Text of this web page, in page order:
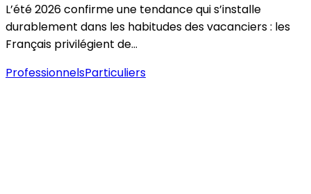
L’été 2026 confirme une tendance qui s’installe
durablement dans les habitudes des vacanciers : les
Français privilégient de…
ProfessionnelsParticuliers